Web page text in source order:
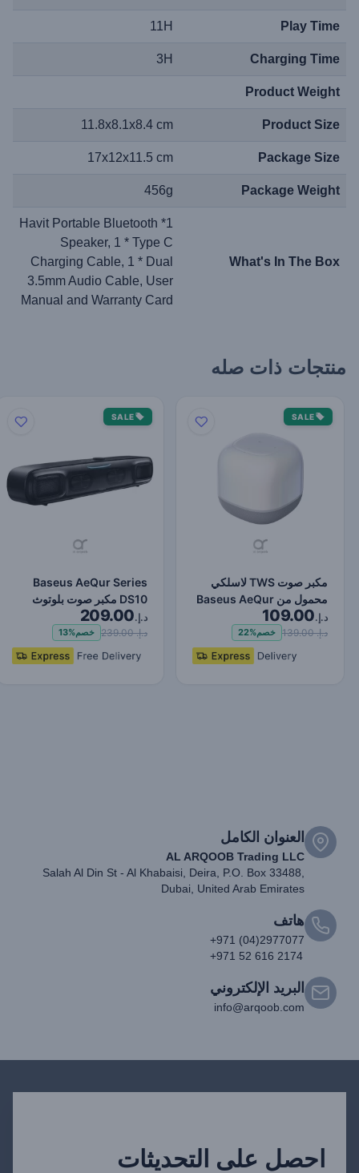
Play Time
11H
Charging Time
3H
Product Weight
Product Size
11.8x8.1x8.4 cm
Package Size
17x12x11.5 cm
Package Weight
456g
What's In The Box
1* Havit Portable Bluetooth
Speaker, 1 * Type C
Charging Cable, 1 * Dual
3.5mm Audio Cable, User
Manual and Warranty Card
منتجات ذات صله
SALE
مكبر صوت TWS لاسلكي
محمول من Baseus AeQur
V2 - بلوتوث 5.0، وقت ت…
د.إ.109.00
د.إ. 139.00 خصم22%
SALE
Baseus AeQur Series
DS10 مكبر صوت بلوتوث
صغير لسطح المكتب - أسود
د.إ.209.00
د.إ. 239.00 خصم13%
العنوان الكامل
AL ARQOOB Trading LLC
Salah Al Din St - Al Khabaisi, Deira, P.O. Box 33488,
Dubai, United Arab Emirates
هاتف
+971 (04)2977077
+971 52 616 2174
البريد الإلكتروني
info@arqoob.com
احصل على التحديثات